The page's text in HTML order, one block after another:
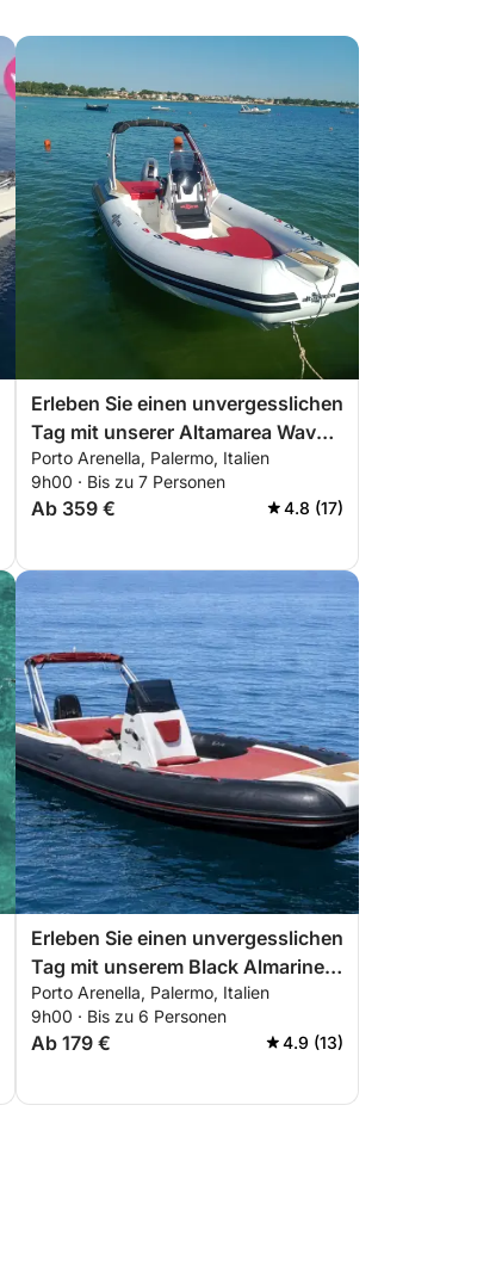
Erleben Sie einen unvergesslichen
Tag mit unserer Altamarea Wave
20, die mit allem ausgestattet ist,
was Sie für einen perfekten Tag
auf dem Boot benötigen!
Porto Arenella, Palermo, Italien
9h00 · Bis zu 7 Personen
Ab 359 € 4.8 (17)
Erleben Sie einen unvergesslichen
Tag mit unserem Black Almarine
MaxiRib 5.85 – ausgestattet mit
allem, was Sie für einen perfekten
Bootsausflug benötigen!
Porto Arenella, Palermo, Italien
9h00 · Bis zu 6 Personen
Ab 179 € 4.9 (13)